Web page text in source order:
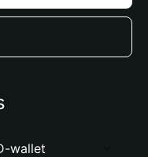
wallet